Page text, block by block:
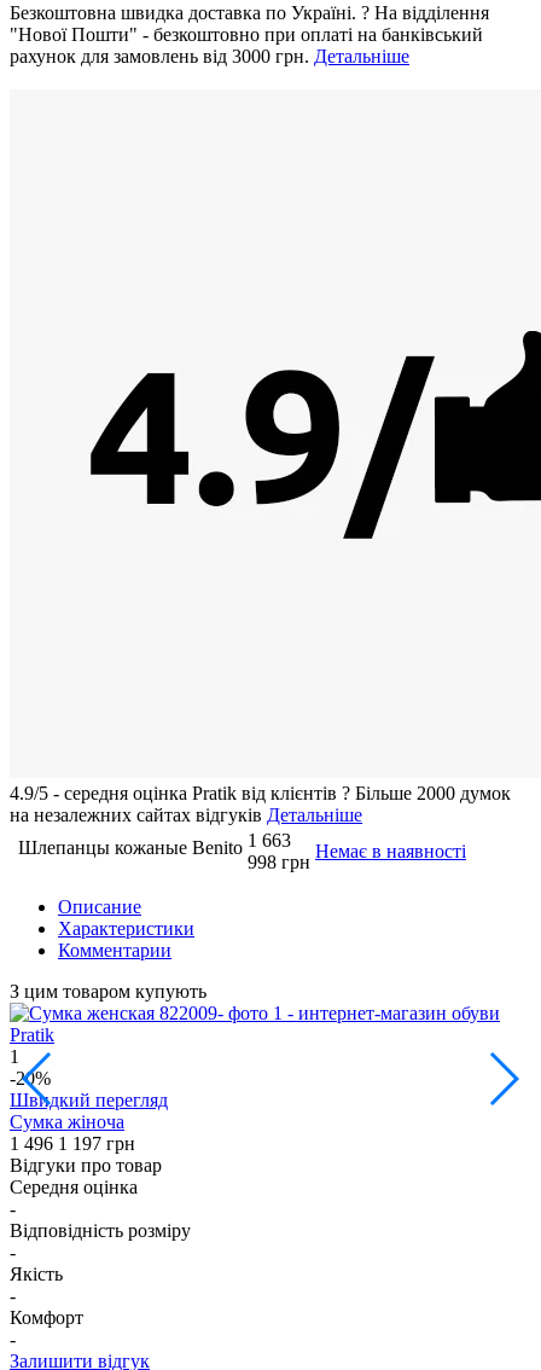
Безкоштовна швидка доставка по Україні. ? На відділення
"Нової Пошти" - безкоштовно при оплаті на банківський
рахунок для замовлень від 3000 грн. Детальніше
4.9/5 - середня оцiнка Pratik вiд клієнтів ? Більше 2000 думок
на незалежних сайтах відгуків Детальніше
Шлепанцы кожаные Benito 1 663
998 грн
Немає в наявності
Описание
Характеристики
Комментарии
З цим товаром купують
1
-20%
Швидкий перегляд
Сумка жіноча
1 496 1 197 грн
Відгуки про товар
Середня оцінка
-
Відповідність розміру
-
Якість
-
Комфорт
-
Залишити відгук